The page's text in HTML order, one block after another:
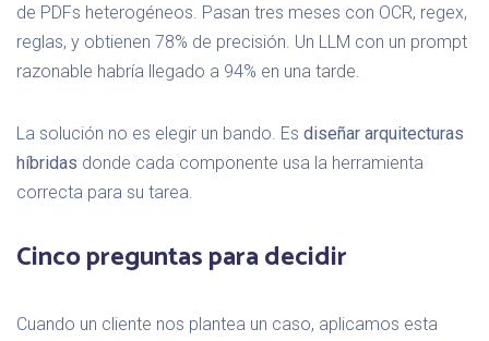
de PDFs heterogéneos. Pasan tres meses con OCR, regex,
reglas, y obtienen 78% de precisión. Un LLM con un prompt
razonable habría llegado a 94% en una tarde.
La solución no es elegir un bando. Es diseñar arquitecturas
híbridas donde cada componente usa la herramienta
correcta para su tarea.
Cinco preguntas para decidir
Cuando un cliente nos plantea un caso, aplicamos esta